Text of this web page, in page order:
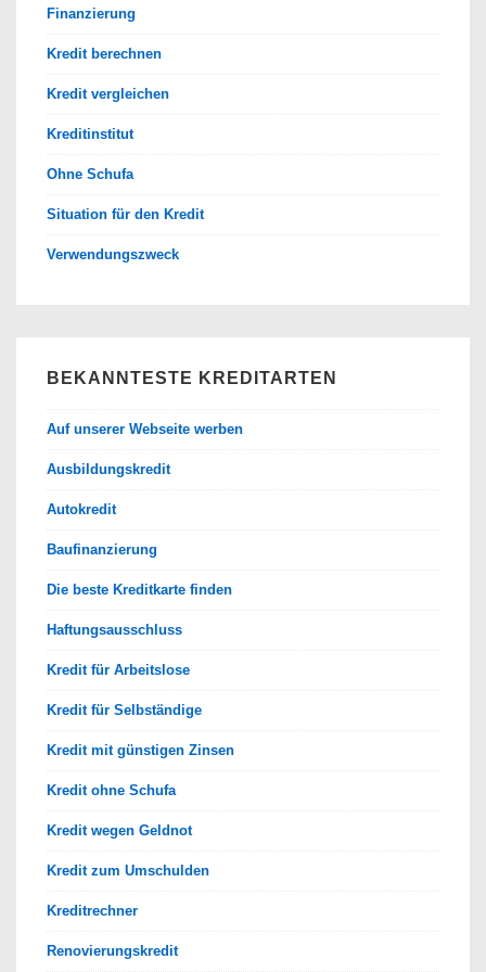
Finanzierung
Kredit berechnen
Kredit vergleichen
Kreditinstitut
Ohne Schufa
Situation für den Kredit
Verwendungszweck
BEKANNTESTE KREDITARTEN
Auf unserer Webseite werben
Ausbildungskredit
Autokredit
Baufinanzierung
Die beste Kreditkarte finden
Haftungsausschluss
Kredit für Arbeitslose
Kredit für Selbständige
Kredit mit günstigen Zinsen
Kredit ohne Schufa
Kredit wegen Geldnot
Kredit zum Umschulden
Kreditrechner
Renovierungskredit